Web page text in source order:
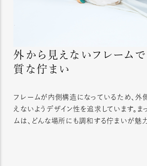
外から見えないフレームで
質な佇まい
フレームが内側構造になっているため、外
えないようデザイン性を追求しています。ま
ムは、どんな場所にも調和する佇まいが魅力